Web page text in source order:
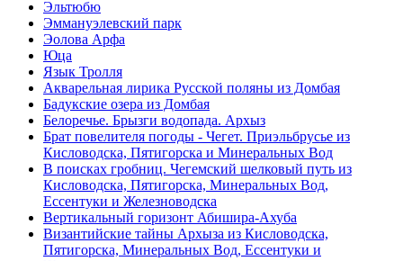
Эльтюбю
Эммануэлевский парк
Эолова Арфа
Юца
Язык Тролля
Акварельная лирика Русской поляны из Домбая
Бадукские озера из Домбая
Белоречье. Брызги водопада. Архыз
Брат повелителя погоды - Чегет. Приэльбрусье из
Кисловодска, Пятигорска и Минеральных Вод
В поисках гробниц. Чегемский шелковый путь из
Кисловодска, Пятигорска, Минеральных Вод,
Ессентуки и Железноводска
Вертикальный горизонт Абишира-Ахуба
Византийские тайны Архыза из Кисловодска,
Пятигорска, Минеральных Вод, Ессентуки и